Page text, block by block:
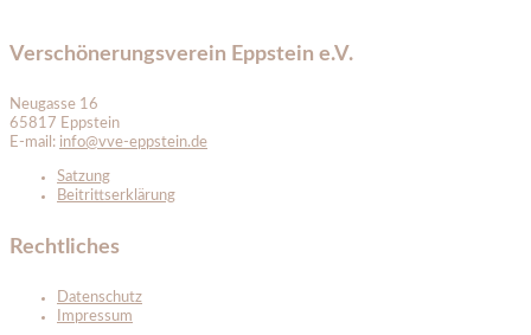
Verschönerungsverein Eppstein e.V.
Neugasse 16
65817 Eppstein
E-mail: info@vve-eppstein.de
Satzung
Beitrittserklärung
Rechtliches
Datenschutz
Impressum